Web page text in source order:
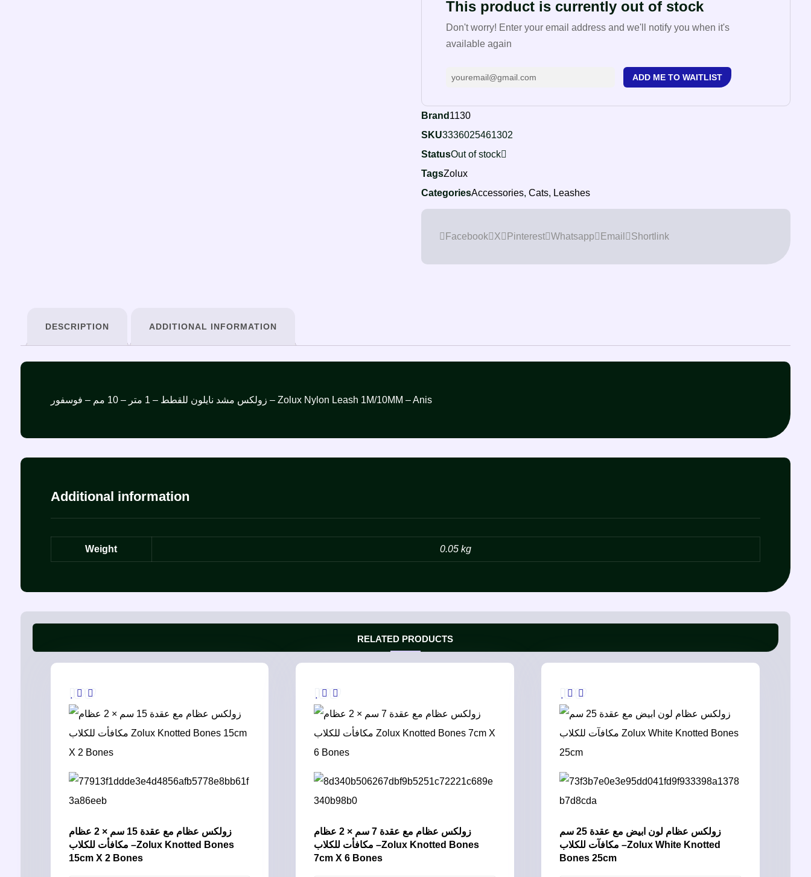
This product is currently out of stock
Don't worry! Enter your email address and we'll notify you when it's
available again
ADD ME TO WAITLIST
Brand 1130
SKU3336025461302
StatusOut of stock
TagsZolux
CategoriesAccessories, Cats, Leashes
Facebook X Pinterest Whatsapp Email Shortlink
DESCRIPTION ADDITIONAL INFORMATION
زولكس مشد نايلون للقطط – 1 متر – 10 مم – فوسفور – Zolux Nylon Leash 1M/10MM – Anis
Additional information
Weight 0.05 kg
RELATED PRODUCTS
زولكس عظام مع عقدة 15 سم × 2 عظام
مكافأت للكلاب –Zolux Knotted Bones
15cm X 2 Bones
زولكس عظام مع عقدة 7 سم × 2 عظام
مكافأت للكلاب –Zolux Knotted Bones
7cm X 6 Bones
زولكس عظام لون ابيض مع عقدة 25 سم
مكافآت للكلاب –Zolux White Knotted
Bones 25cm